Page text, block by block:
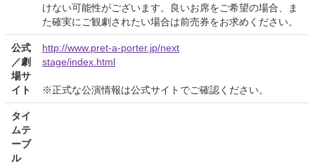
けない可能性がございます。良いお席をご希望の場合、ま
た確実にご観劇されたい場合は前売券をお求めください。
公式
／劇
場サ
イト
http://www.pret-a-porter.jp/next
stage/index.html
※正式な公演情報は公式サイトでご確認ください。
タイ
ムテ
ーブ
ル